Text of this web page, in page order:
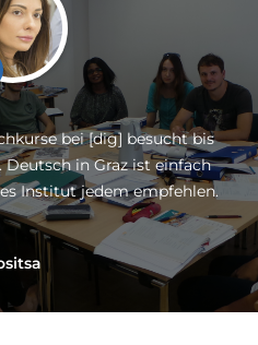
bei [dig] besucht bis
in Graz ist einfach
Institut jedem empfehlen.